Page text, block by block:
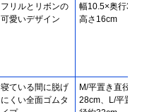
フリルとリボンの
可愛いデザイン
幅10.5×奥行
高さ16cm
寝ている間に脱げ
にくい全面ゴムタ
M/平置き直径約
28cm、L/平置